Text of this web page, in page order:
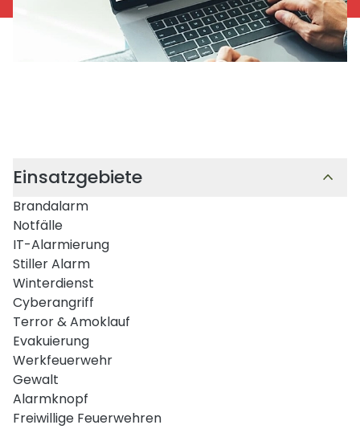
Einsatzgebiete
Brandalarm
Notfälle
IT-Alarmierung
Stiller Alarm
Winterdienst
Cyberangriff
Terror & Amoklauf
Evakuierung
Werkfeuerwehr
Gewalt
Alarmknopf
Freiwillige Feuerwehren